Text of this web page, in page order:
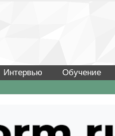
Интервью Обучение